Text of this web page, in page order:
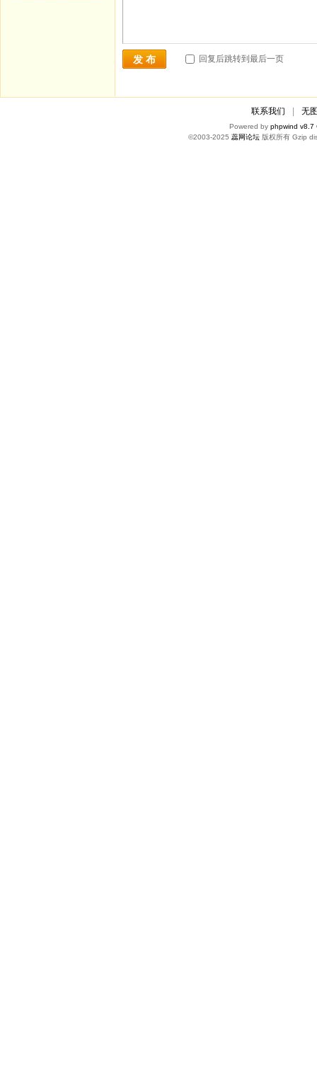
发 布 回复后跳转到最后一页
联系我们 无
Powered by phpwind v8.7
©2003-2025 蕊网论坛 版权所有 Gzip